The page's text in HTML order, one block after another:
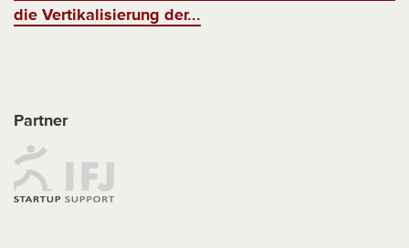
die Vertikalisierung der...
Partner